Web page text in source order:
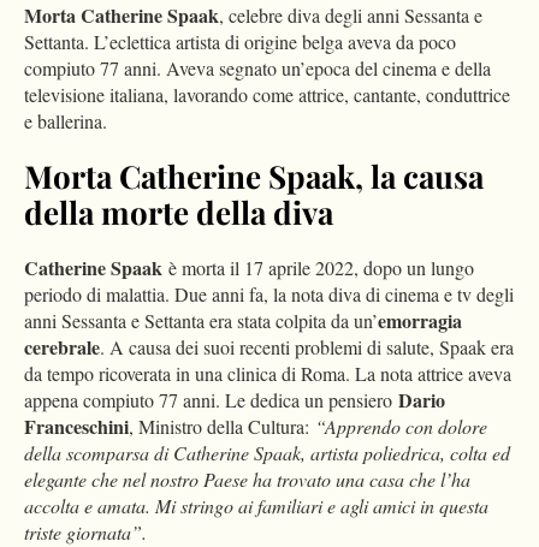
Morta Catherine Spaak, celebre diva degli anni Sessanta e
Settanta. L’eclettica artista di origine belga aveva da poco
compiuto 77 anni. Aveva segnato un’epoca del cinema e della
televisione italiana, lavorando come attrice, cantante, conduttrice
e ballerina.
Morta Catherine Spaak, la causa
della morte della diva
Catherine Spaak è morta il 17 aprile 2022, dopo un lungo
periodo di malattia. Due anni fa, la nota diva di cinema e tv degli
anni Sessanta e Settanta era stata colpita da un’emorragia
cerebrale. A causa dei suoi recenti problemi di salute, Spaak era
da tempo ricoverata in una clinica di Roma. La nota attrice aveva
appena compiuto 77 anni. Le dedica un pensiero Dario
Franceschini, Ministro della Cultura: “Apprendo con dolore
della scomparsa di Catherine Spaak, artista poliedrica, colta ed
elegante che nel nostro Paese ha trovato una casa che l’ha
accolta e amata. Mi stringo ai familiari e agli amici in questa
triste giornata”.